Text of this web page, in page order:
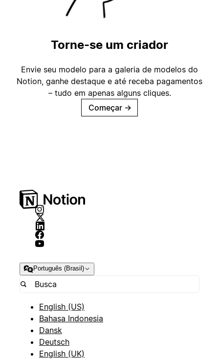
Torne-se um criador
Envie seu modelo para a galeria de modelos do
Notion, ganhe destaque e até receba pagamentos
– tudo em apenas alguns cliques.
Começar →
Português (Brasil)
English (US)
Bahasa Indonesia
Dansk
Deutsch
English (UK)